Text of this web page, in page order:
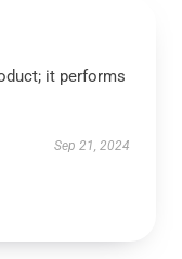
it performs
Sep 21, 2024